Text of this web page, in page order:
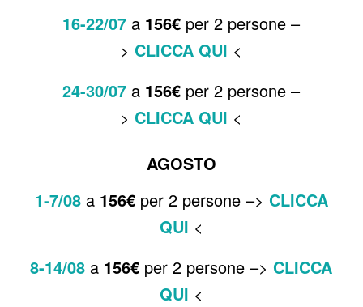
16-22/07 a 156€ per 2 persone –
> CLICCA QUI <
24-30/07 a 156€ per 2 persone –
> CLICCA QUI <
AGOSTO
1-7/08 a156€ per 2 persone –> CLICCA
QUI <
8-14/08 a 156€ per 2 persone –> CLICCA
QUI <